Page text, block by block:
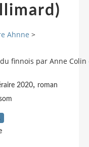
Ahnne >
finnois par Anne
2020, roman